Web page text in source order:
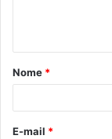
á
r
Nome *
E-mail *